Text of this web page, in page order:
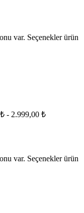
var. Seçenekler ürün
- 2.999,00 ₺
var. Seçenekler ürün